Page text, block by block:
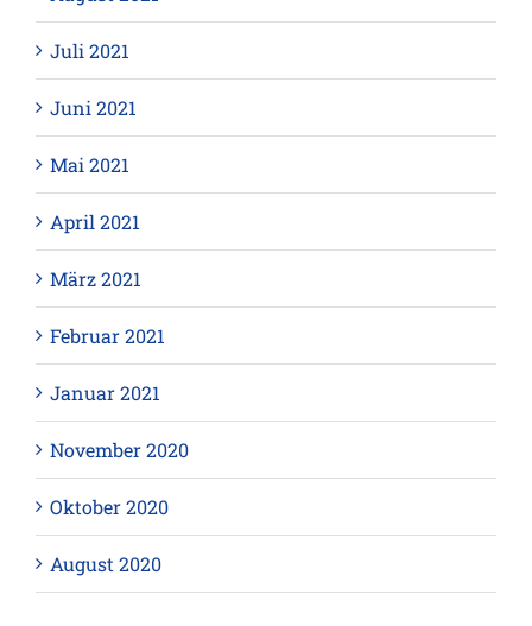
Juli 2021
Juni 2021
Mai 2021
April 2021
März 2021
Februar 2021
Januar 2021
November 2020
Oktober 2020
August 2020